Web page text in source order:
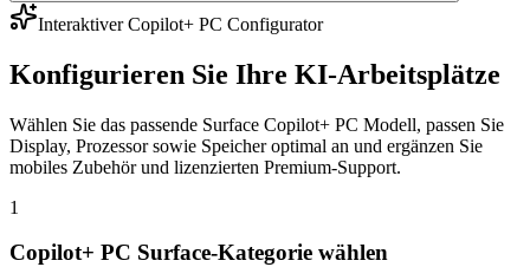
Interaktiver Copilot+ PC Configurator
Konfigurieren Sie Ihre KI-Arbeitsplätze
Wählen Sie das passende Surface Copilot+ PC Modell, passen Sie
Display, Prozessor sowie Speicher optimal an und ergänzen Sie
mobiles Zubehör und lizenzierten Premium-Support.
1
Copilot+ PC Surface-Kategorie wählen